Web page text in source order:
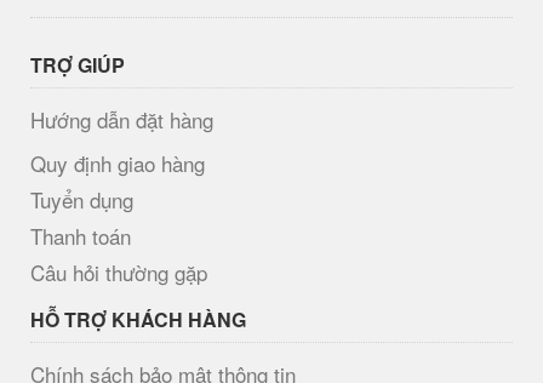
TRỢ GIÚP
Hướng dẫn đặt hàng
Quy định giao hàng
Tuyển dụng
Thanh toán
Câu hỏi thường gặp
HỖ TRỢ KHÁCH HÀNG
Chính sách bảo mật thông tin